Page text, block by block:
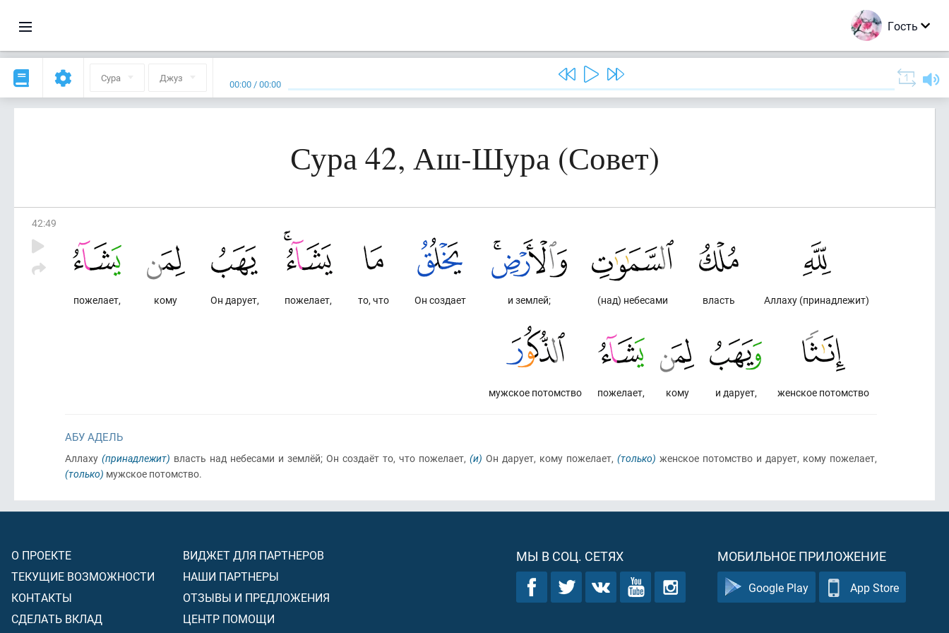
Гость
Сура Джуз 00:00 /00:00
Сура 42, Аш-Шура (Совет)
42:49
Аллаху (принадлежит)
власть
(над) небесами
и землей;
Он создает
то, что
пожелает,
Он дарует,
кому
пожелает,
женское потомство
и дарует,
кому
пожелает,
мужское потомство
АБУ АДЕЛЬ
Аллаху (принадлежит) власть над небесами и землёй; Он создаёт то, что пожелает, (и) Он дарует, кому пожелает, (только) женское потомство и дарует, кому пожелает,
(только) мужское потомство.
О ПРОЕКТЕ
ТЕКУЩИЕ ВОЗМОЖНОСТИ
КОНТАКТЫ
СДЕЛАТЬ ВКЛАД
ВИДЖЕТ ДЛЯ ПАРТНЕРОВ
НАШИ ПАРТНЕРЫ
ОТЗЫВЫ И ПРЕДЛОЖЕНИЯ
ЦЕНТР ПОМОЩИ
МЫ В СОЦ. СЕТЯХ МОБИЛЬНОЕ ПРИЛОЖЕНИЕ
Google Play App Store